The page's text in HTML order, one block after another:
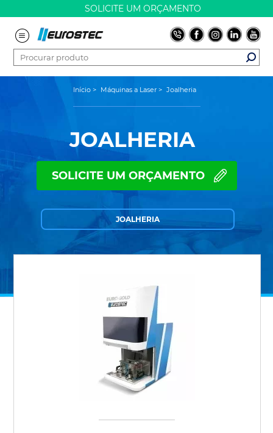
SOLICITE UM ORÇAMENTO
Início > Máquinas a Laser > Joalheria
JOALHERIA
SOLICITE UM ORÇAMENTO
JOALHERIA